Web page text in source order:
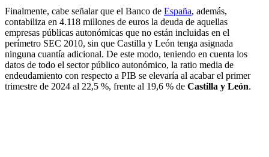
Finalmente, cabe señalar que el Banco de España, además,
contabiliza en 4.118 millones de euros la deuda de aquellas
empresas públicas autonómicas que no están incluidas en el
perímetro SEC 2010, sin que Castilla y León tenga asignada
ninguna cuantía adicional. De este modo, teniendo en cuenta los
datos de todo el sector público autonómico, la ratio media de
endeudamiento con respecto a PIB se elevaría al acabar el primer
trimestre de 2024 al 22,5 %, frente al 19,6 % de Castilla y León.